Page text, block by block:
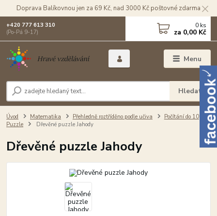
Doprava Balíkovnou jen za 69 Kč, nad 3000 Kč poštovné zdarma
Menu
Hledat
+420 777 613 310
(Po-Pá 9-17)
0 ks
za 0,00 Kč
Úvod Matematika Přehledně roztříděno podle učiva
Počítání do 10
Puzzle
Dřevěné puzzle Jahody
Dřevěné puzzle Jahody